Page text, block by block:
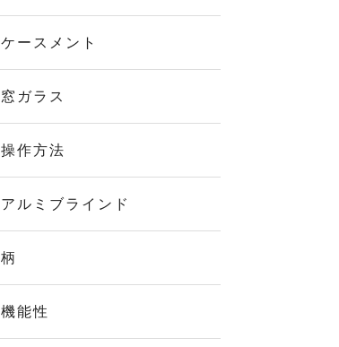
ケースメント
窓ガラス
操作方法
アルミブラインド
柄
機能性